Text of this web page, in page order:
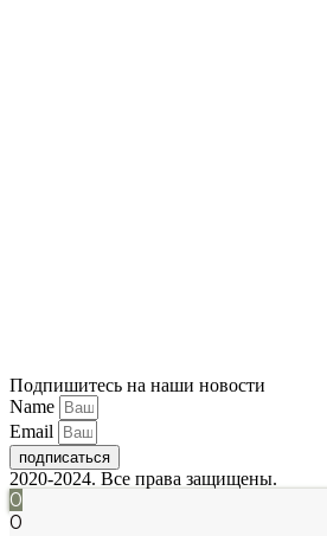
Подпишитесь на наши новости
Name
Email
подписаться
2020-2024. Все права защищены.
0
0